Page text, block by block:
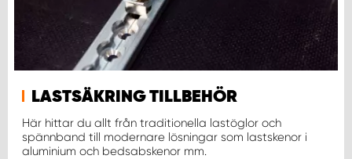
LASTSÄKRING TILLBEHÖR
Här hittar du allt från traditionella lastöglor och
spännband till modernare lösningar som lastskenor i
aluminium och bedsabskenor mm.
WORK SYSTEM UPPSALA
WORK SYSTEM VARBERG
WORK SYSTEM VÄRNAMO